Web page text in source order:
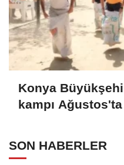
Konya
kampı
SON HABERLER